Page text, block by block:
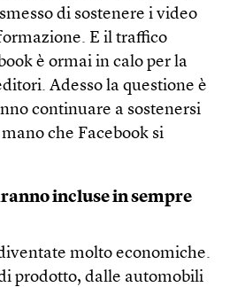
di sostenere i video
E il traffico
è ormai in calo per la
Adesso la questione è
continuare a sostenersi
che Facebook si
incluse in sempre
molto economiche.
prodotto, dalle automobili